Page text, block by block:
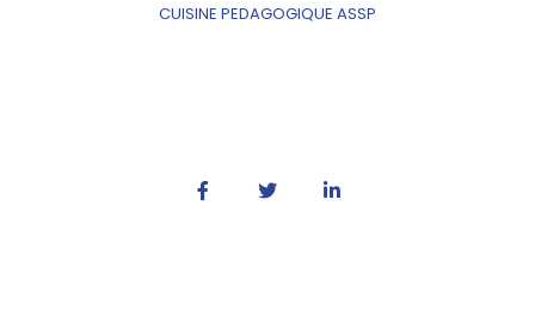
CUISINE PEDAGOGIQUE ASSP